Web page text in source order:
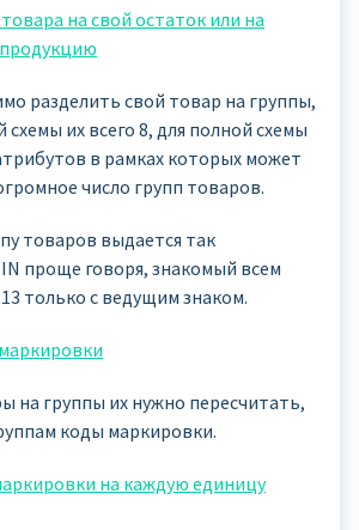
на свой остаток или на
разделить свой товар на группы,
их всего 8, для полной схемы
в рамках которых может
число групп товаров.
товаров выдается так
проще говоря, знакомый всем
только с ведущим знаком.
на группы их нужно пересчитать,
коды маркировки.
на каждую единицу